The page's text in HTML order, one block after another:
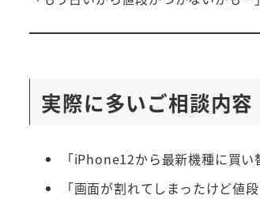
実際に多いご相談内容
「iPhone12から最新機種に買い
「画面が割れてしまったけど値段